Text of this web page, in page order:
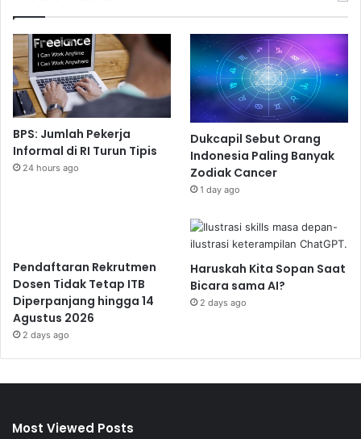
BPS: Jumlah Pekerja
Informal di RI Turun Tipis
24 hours ago
Dukcapil Sebut Orang
Indonesia Paling Banyak
Zodiak Cancer
1 day ago
Pendaftaran Rekrutmen
Dosen Tidak Tetap ITB
Diperpanjang hingga 14
Agustus 2026
2 days ago
Haruskah Kita Sopan Saat
Bicara sama AI?
2 days ago
Most Viewed Posts